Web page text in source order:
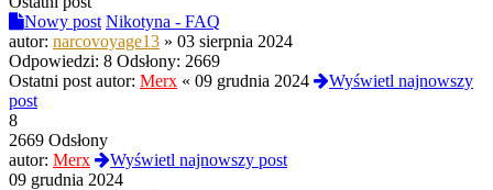
Nowy post Nikotyna - FAQ
autor: narcovoyage13 » 03 sierpnia 2024
Odpowiedzi: 8 Odsłony: 2669
Ostatni post autor: Merx « 09 grudnia 2024
Wyświetl najnowszy
post
8
2669 Odsłony
autor: Merx
Wyświetl najnowszy post
09 grudnia 2024